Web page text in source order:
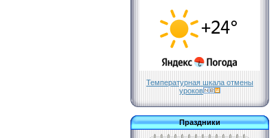
Температурная шкала отмены
уроков
Праздники